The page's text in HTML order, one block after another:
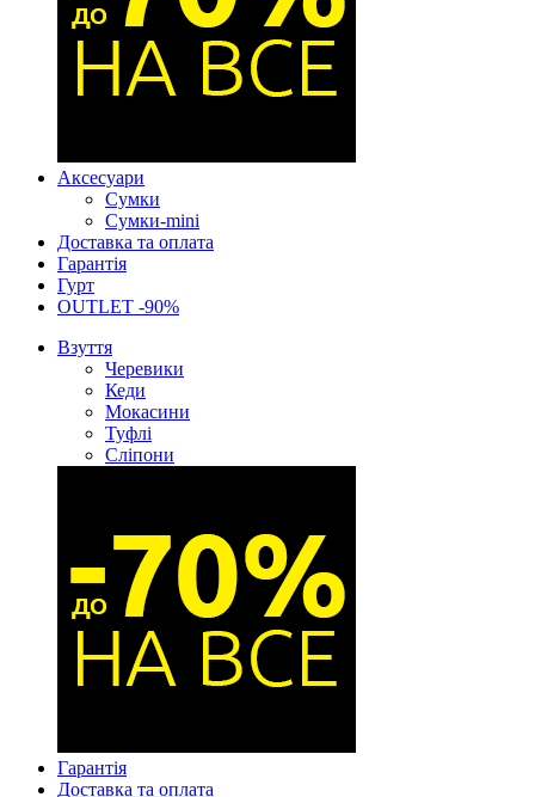
Аксесуари
Сумки
Сумки-mini
Доставка та оплата
Гарантія
Гурт
OUTLET -90%
Взуття
Черевики
Кеди
Мокасини
Туфлі
Сліпони
Гарантія
Доставка та оплата